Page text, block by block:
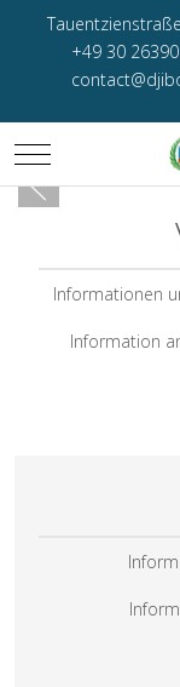
+49 30
Mobile Menu
Informationen
Information